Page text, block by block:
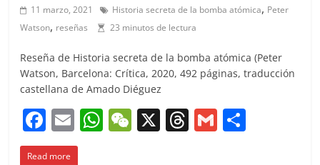
11 marzo, 2021 Historia secreta de la bomba atómica, Peter
Watson, reseñas 23 minutos de lectura
Reseña de Historia secreta de la bomba atómica (Peter
Watson, Barcelona: Crítica, 2020, 492 páginas, traducción
castellana de Amado Diéguez
F
a
E
m
W W X T G
Read more